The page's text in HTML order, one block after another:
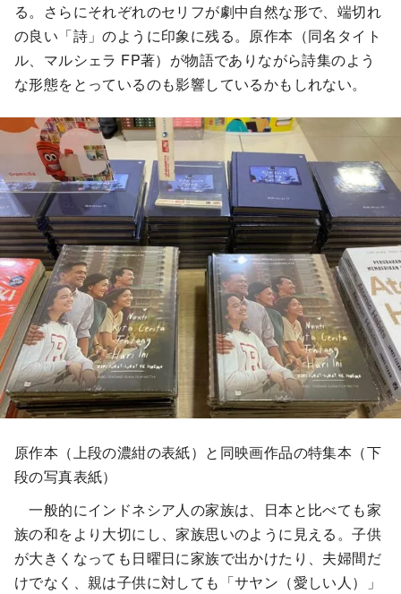
る。さらにそれぞれのセリフが劇中自然な形で、端切れ
の良い「詩」のように印象に残る。原作本（同名タイト
ル、マルシェラ FP著）が物語でありながら詩集のよう
な形態をとっているのも影響しているかもしれない。
原作本（上段の濃紺の表紙）と同映画作品の特集本（下
段の写真表紙）
一般的にインドネシア人の家族は、日本と比べても家
族の和をより大切にし、家族思いのように見える。子供
が大きくなっても日曜日に家族で出かけたり、夫婦間だ
けでなく、親は子供に対しても「サヤン（愛しい人）」